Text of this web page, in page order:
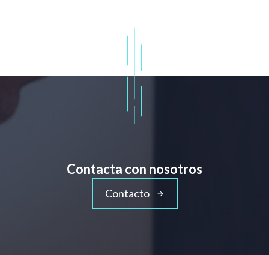
Contacta con nosotros
Contacto